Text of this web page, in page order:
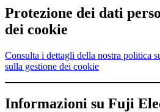
Protezione dei dati
dei cookie
Consulta i dettagli della nostra politica
sulla gestione dei cookie
Informazioni su Fuji